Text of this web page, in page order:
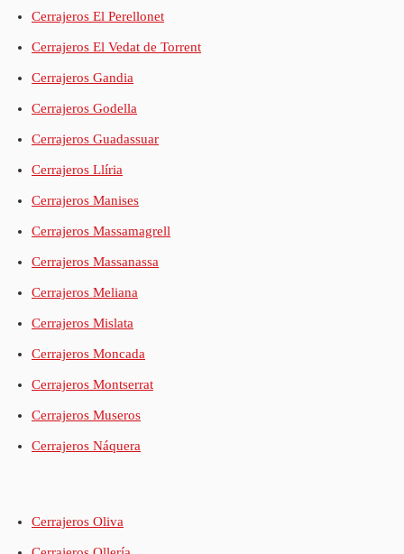
Cerrajeros El Perellonet
Cerrajeros El Vedat de Torrent
Cerrajeros Gandia
Cerrajeros Godella
Cerrajeros Guadassuar
Cerrajeros Llíria
Cerrajeros Manises
Cerrajeros Massamagrell
Cerrajeros Massanassa
Cerrajeros Meliana
Cerrajeros Mislata
Cerrajeros Moncada
Cerrajeros Montserrat
Cerrajeros Museros
Cerrajeros Náquera
Cerrajeros Oliva